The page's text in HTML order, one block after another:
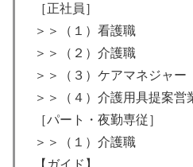
［正社員］
＞＞（１）看護職
＞＞（２）介護職
＞＞（３）ケアマネジャー
＞＞（４）介護用具提案営
［パート・夜勤専従］
＞＞（１）介護職
【ガイド】